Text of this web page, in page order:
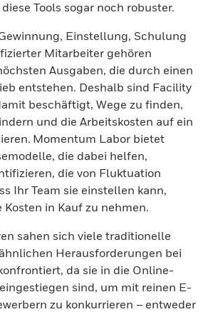
Tools sogar noch robuster.
Einstellung, Schulung
Mitarbeiter gehören
Ausgaben, die durch einen
entstehen. Deshalb sind Facility
beschäftigt, Wege zu finden,
und die Arbeitskosten auf ein
Momentum Labor bietet
die dabei helfen,
die von Fluktuation
Ihr Team sie einstellen kann,
in Kauf zu nehmen.
sahen sich viele traditionelle
Herausforderungen bei
da sie in die Online-
sind, um mit reinen E-
zu konkurrieren – entweder